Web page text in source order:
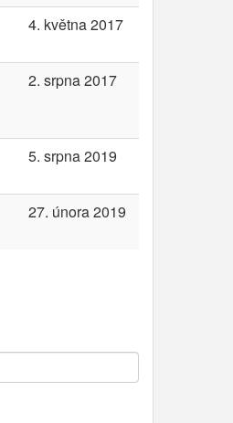
4. května 2017
2. srpna 2017
5. srpna 2019
27. února 2019